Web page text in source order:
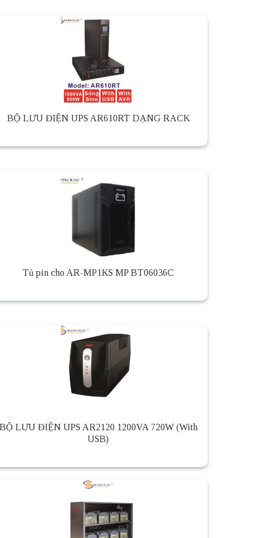
BỘ LƯU ĐIỆN UPS AR610RT DẠNG RACK
Tủ pin cho AR-MP1KS MP BT06036C
LƯU ĐIỆN UPS AR2120 1200VA 720W (With
USB)